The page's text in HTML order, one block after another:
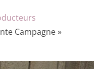
Campagne »